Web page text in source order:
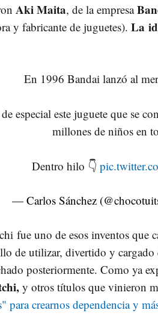
Aki Maita, de la empresa
y fabricante de juguetes). La
En 1996 Bandai lanzó al
especial este juguete que se
millones de niños en
Dentro hilo 👇
— Carlos Sánchez
fue uno de esos inventos que
de utilizar, divertido y
posteriormente. Como ya
y otros títulos que vinieron
para crearnos dependencia y